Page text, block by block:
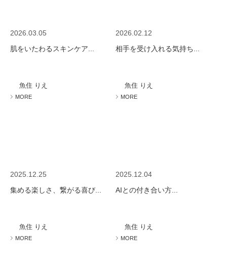
2026.03.05
肌をいたわるスキンケア...
魚住 りえ
MORE
2026.02.12
相手を受け入れる気持ち...
魚住 りえ
MORE
2025.12.25
集める楽しさ、繋がる喜び...
魚住 りえ
MORE
2025.12.04
AIとの付き合い方...
魚住 りえ
MORE